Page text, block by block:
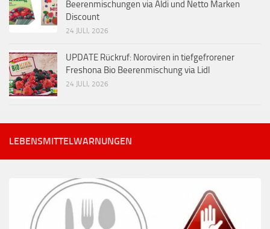
Beerenmischungen via Aldi und Netto Marken
Discount
24 JULI, 2026
UPDATE Rückruf: Noroviren in tiefgefrorener
Freshona Bio Beerenmischung via Lidl
24 JULI, 2026
LEBENSMITTELWARNUNGEN